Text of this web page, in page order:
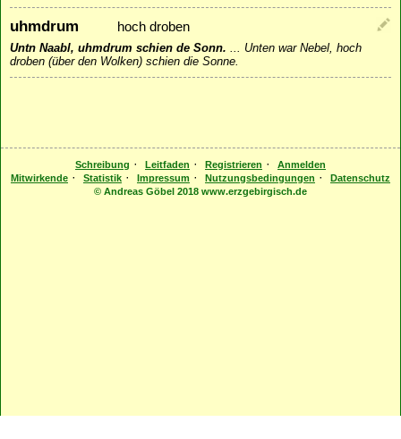
uhmdrum hoch droben
Untn Naabl, uhmdrum schien de Sonn. ... Unten war Nebel, hoch
droben (über den Wolken) schien die Sonne.
Schreibung · Leitfaden · Registrieren ·
Anmelden
Mitwirkende · Statistik · Impressum · Nutzungsbedingungen ·
Datenschutz
© Andreas Göbel 2018 www.erzgebirgisch.de